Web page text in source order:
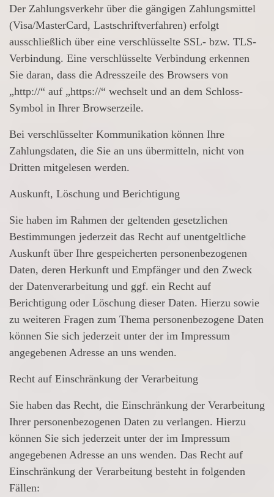
Der Zahlungsverkehr über die gängigen Zahlungsmittel
(Visa/MasterCard, Lastschriftverfahren) erfolgt
ausschließlich über eine verschlüsselte SSL- bzw. TLS-
Verbindung. Eine verschlüsselte Verbindung erkennen
Sie daran, dass die Adresszeile des Browsers von
„http://“ auf „https://“ wechselt und an dem Schloss-
Symbol in Ihrer Browserzeile.
Bei verschlüsselter Kommunikation können Ihre
Zahlungsdaten, die Sie an uns übermitteln, nicht von
Dritten mitgelesen werden.
Auskunft, Löschung und Berichtigung
Sie haben im Rahmen der geltenden gesetzlichen
Bestimmungen jederzeit das Recht auf unentgeltliche
Auskunft über Ihre gespeicherten personenbezogenen
Daten, deren Herkunft und Empfänger und den Zweck
der Datenverarbeitung und ggf. ein Recht auf
Berichtigung oder Löschung dieser Daten. Hierzu sowie
zu weiteren Fragen zum Thema personenbezogene Daten
können Sie sich jederzeit unter der im Impressum
angegebenen Adresse an uns wenden.
Recht auf Einschränkung der Verarbeitung
Sie haben das Recht, die Einschränkung der Verarbeitung
Ihrer personenbezogenen Daten zu verlangen. Hierzu
können Sie sich jederzeit unter der im Impressum
angegebenen Adresse an uns wenden. Das Recht auf
Einschränkung der Verarbeitung besteht in folgenden
Fällen: